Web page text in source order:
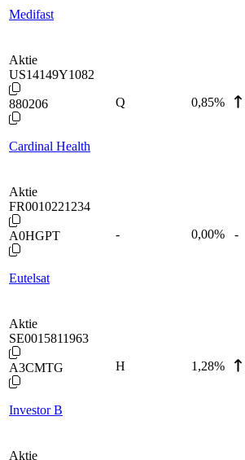
Medifast
Aktie
US14149Y1082
880206
Cardinal Health
Q 0,85%
Aktie
FR0010221234
A0HGPT
Eutelsat
- 0,00% -
Aktie
SE0015811963
A3CMTG
Investor B
H 1,28%
Aktie